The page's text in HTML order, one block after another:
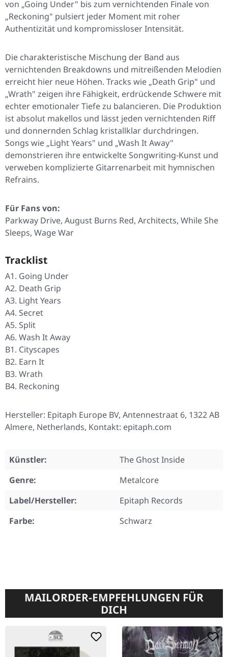
von „Going Under" bis zum vernichtenden Finale von
„Reckoning" pulsiert jeder Moment mit roher
Authentizität und kompromissloser Intensität.
Die charakteristische Mischung der Band aus
vernichtenden Breakdowns und mitreißenden Melodien
erreicht hier neue Höhen. Tracks wie „Death Grip" und
„Wrath" zeigen ihre Fähigkeit, erdrückende Schwere mit
echter emotionaler Tiefe zu balancieren. Die Produktion
ist absolut makellos und lässt jeden vernichtenden Riff
und donnernden Schlag kristallklar durchdringen.
Songs wie „Light Years" und „Wash It Away"
demonstrieren ihre entwickelte Songwriting-Kunst und
verweben komplizierte Gitarrenarbeit mit hymnischen
Refrains.
Für Fans von:
Parkway Drive, August Burns Red, Architects, While She
Sleeps, Wage War
Tracklist
A1. Going Under
A2. Death Grip
A3. Light Years
A4. Secret
A5. Split
A6. Wash It Away
B1. Cityscapes
B2. Earn It
B3. Wrath
B4. Reckoning
Hersteller: Epitaph Europe BV, Antennestraat 6, 1322 AB
Almere, Netherlands, Kontakt: epitaph.com
Künstler:
The Ghost Inside
Genre:
Metalcore
Label/Hersteller:
Epitaph Records
Farbe:
Schwarz
MAILORDER-EMPFEHLUNGEN FÜR
DICH